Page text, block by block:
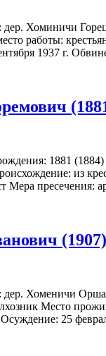
Хоминичи
работы:
1937 г.
1881
из
пресечения:
(1907)
Хоменичи
Место
Осуждение: 25